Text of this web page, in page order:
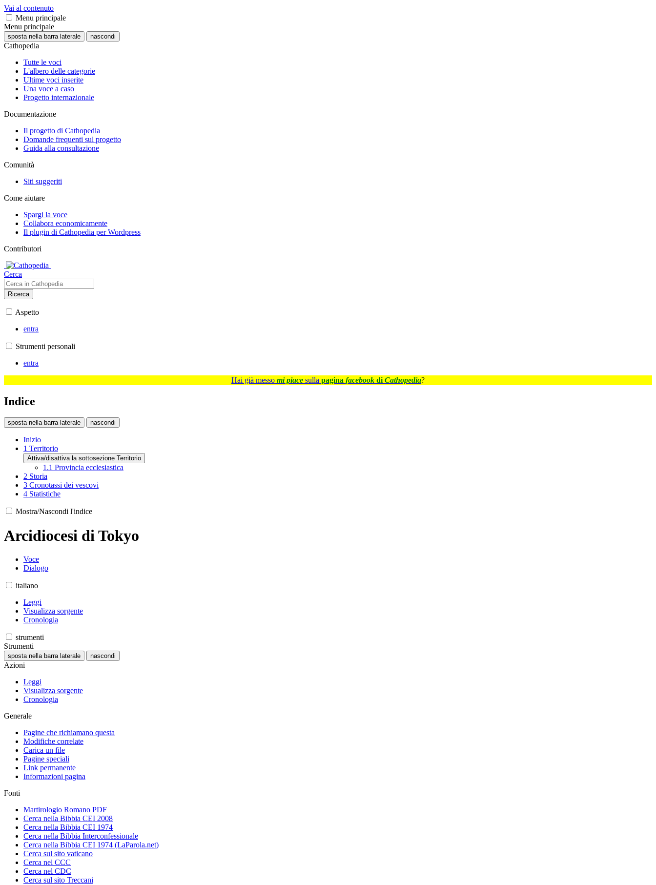
Vai al contenuto
Menu principale
Menu principale
sposta nella barra laterale nascondi
Cathopedia
Tutte le voci
L'albero delle categorie
Ultime voci inserite
Una voce a caso
Progetto internazionale
Documentazione
Il progetto di Cathopedia
Domande frequenti sul progetto
Guida alla consultazione
Comunità
Siti suggeriti
Come aiutare
Spargi la voce
Collabora economicamente
Il plugin di Cathopedia per Wordpress
Contributori
Cerca
Ricerca
Aspetto
entra
Strumenti personali
entra
Hai già messo mi piace sulla pagina facebook di Cathopedia?
Indice
sposta nella barra laterale nascondi
Inizio
1 Territorio
Attiva/disattiva la sottosezione Territorio
1.1 Provincia ecclesiastica
2 Storia
3 Cronotassi dei vescovi
4 Statistiche
Mostra/Nascondi l'indice
Arcidiocesi di Tokyo
Voce
Dialogo
italiano
Leggi
Visualizza sorgente
Cronologia
strumenti
Strumenti
sposta nella barra laterale nascondi
Azioni
Leggi
Visualizza sorgente
Cronologia
Generale
Pagine che richiamano questa
Modifiche correlate
Carica un file
Pagine speciali
Link permanente
Informazioni pagina
Fonti
Martirologio Romano PDF
Cerca nella Bibbia CEI 2008
Cerca nella Bibbia CEI 1974
Cerca nella Bibbia Interconfessionale
Cerca nella Bibbia CEI 1974 (LaParola.net)
Cerca sul sito vaticano
Cerca nel CCC
Cerca nel CDC
Cerca sul sito Treccani